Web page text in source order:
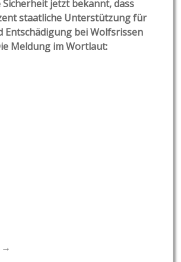
jetzt bekannt, dass
staatliche Unterstützung für
Entschädigung bei Wolfsrissen
Meldung im Wortlaut:
→